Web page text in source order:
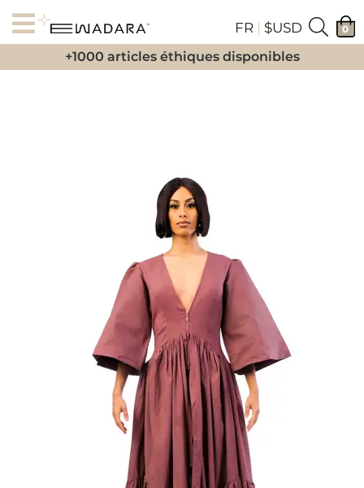
FR | $USD 0
+1000 articles éthiques disponibles